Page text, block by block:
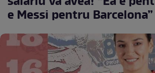
e Messi pentru Barcelona”